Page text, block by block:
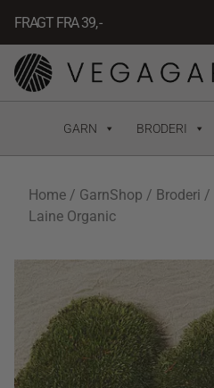
indholdet
FRAGT FRA 39, -
GARN BRODERI
Home / GarnShop / Broderi /
Laine Organic